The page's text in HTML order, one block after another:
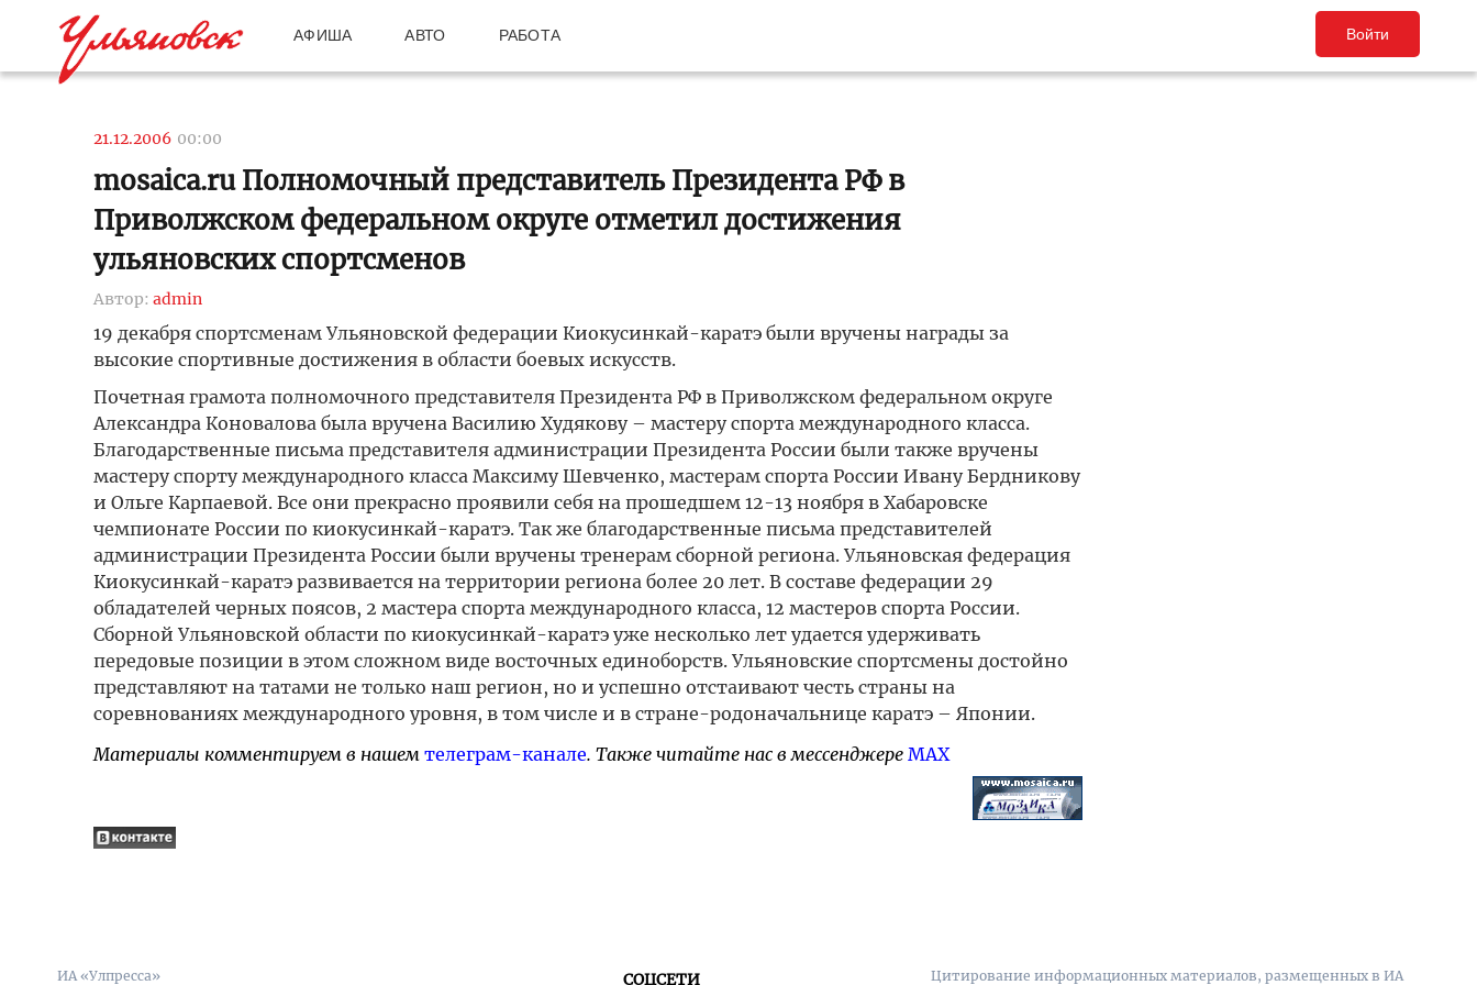
АФИША АВТО РАБОТА Войти
21.12.2006 00:00
mosaica.ru Полномочный представитель Президента РФ в
Приволжском федеральном округе отметил достижения
ульяновских спортсменов
Автор: admin
19 декабря спортсменам Ульяновской федерации Киокусинкай-каратэ были вручены награды за
высокие спортивные достижения в области боевых искусств.
Почетная грамота полномочного представителя Президента РФ в Приволжском федеральном округе
Александра Коновалова была вручена Василию Худякову – мастеру спорта международного класса.
Благодарственные письма представителя администрации Президента России были также вручены
мастеру спорту международного класса Максиму Шевченко, мастерам спорта России Ивану Бердникову
и Ольге Карпаевой. Все они прекрасно проявили себя на прошедшем 12-13 ноября в Хабаровске
чемпионате России по киокусинкай-каратэ. Так же благодарственные письма представителей
администрации Президента России были вручены тренерам сборной региона. Ульяновская федерация
Киокусинкай-каратэ развивается на территории региона более 20 лет. В составе федерации 29
обладателей черных поясов, 2 мастера спорта международного класса, 12 мастеров спорта России.
Сборной Ульяновской области по киокусинкай-каратэ уже несколько лет удается удерживать
передовые позиции в этом сложном виде восточных единоборств. Ульяновские спортсмены достойно
представляют на татами не только наш регион, но и успешно отстаивают честь страны на
соревнованиях международного уровня, в том числе и в стране-родоначальнице каратэ – Японии.
Материалы комментируем в нашем телеграм-канале. Также читайте нас в мессенджере MAX
ИА «Улпресса»
СОЦСЕТИ
Цитирование информационных материалов, размещенных в ИА